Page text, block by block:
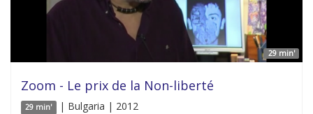
29 min'
Zoom - Le prix de la Non-liberté
29 min' | Bulgaria | 2012